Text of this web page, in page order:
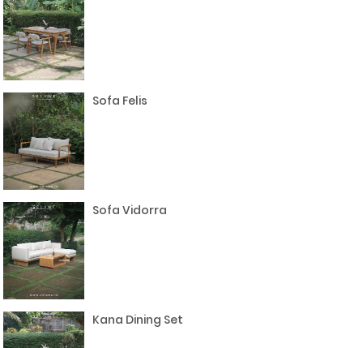
Sofa Felis
Sofa Vidorra
Kana Dining Set